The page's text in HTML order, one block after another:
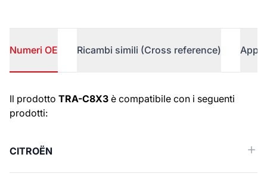
Numeri OE Ricambi simili (Cross reference)
Numeri OE
Il prodotto TRA-C8X3 è compatibile con i seguenti
prodotti:
CITROËN